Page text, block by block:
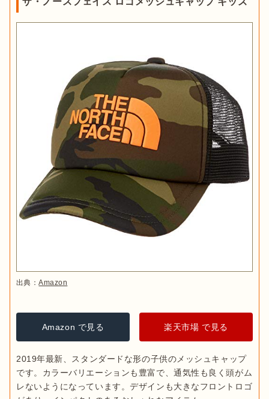
出典：Amazon
Amazon で見る 楽天市場 で見る
2019年最新、スタンダードな形の子供のメッシュキャップ
です。カラーバリエーションも豊富で、通気性も良く頭がム
レないようになっています。デザインも大きなフロントロゴ